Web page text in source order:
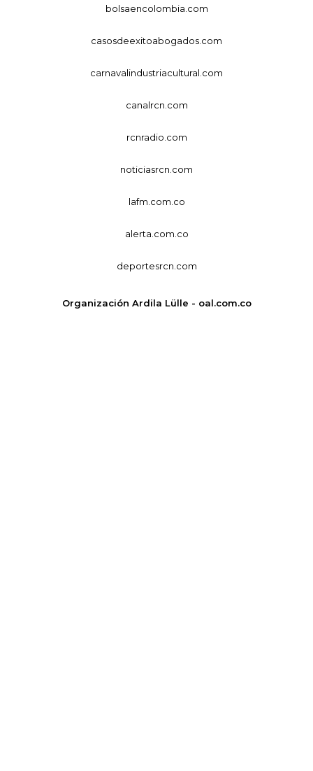
bolsaencolombia.com
casosdeexitoabogados.com
carnavalindustriacultural.com
canalrcn.com
rcnradio.com
noticiasrcn.com
lafm.com.co
alerta.com.co
deportesrcn.com
Organización Ardila Lülle - oal.com.co